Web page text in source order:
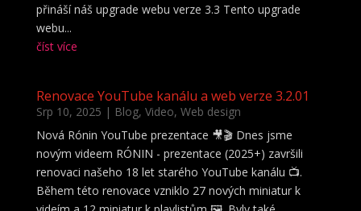
přináší náš upgrade webu verze 3.3 Tento upgrade
webu...
číst více
Renovace YouTube kanálu a web verze 3.2.01
Srp 10, 2025 | Blog, Video, Web design
Nová Rónin YouTube prezentace 🎥🎬 Dnes jsme
novým videem RÓNIN - prezentace (2025+) završili
renovaci našeho 18 let starého YouTube kanálu 📺.
Během této renovace vzniklo 27 nových miniatur k